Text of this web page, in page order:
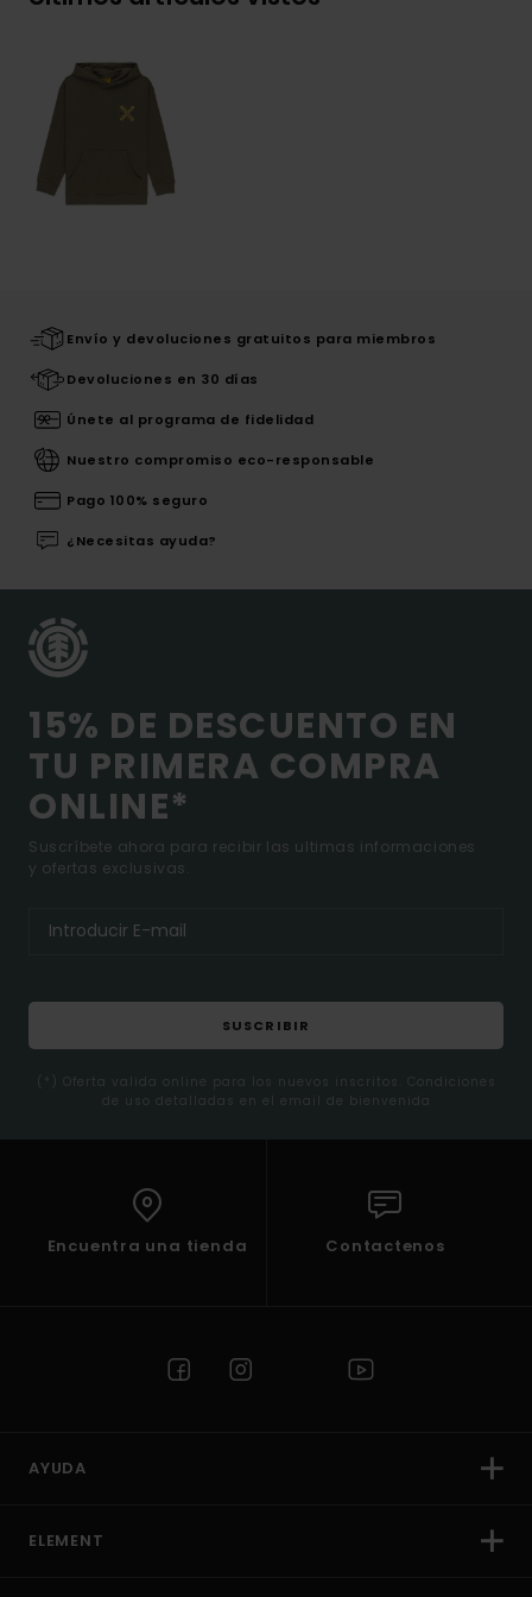
Envío y devoluciones gratuitos para miembros
Devoluciones en 30 días
Únete al programa de fidelidad
Nuestro compromiso eco-responsable
Pago 100% seguro
¿Necesitas ayuda?
15% DE DESCUENTO EN
TU PRIMERA COMPRA
ONLINE*
Suscríbete ahora para recibir las ultimas informaciones
y ofertas exclusivas.
SUSCRIBIR
(*) Oferta valida online para los nuevos inscritos. Condiciones
de uso detalladas en el email de bienvenida
Encuentra una tienda Contactenos
AYUDA
ELEMENT